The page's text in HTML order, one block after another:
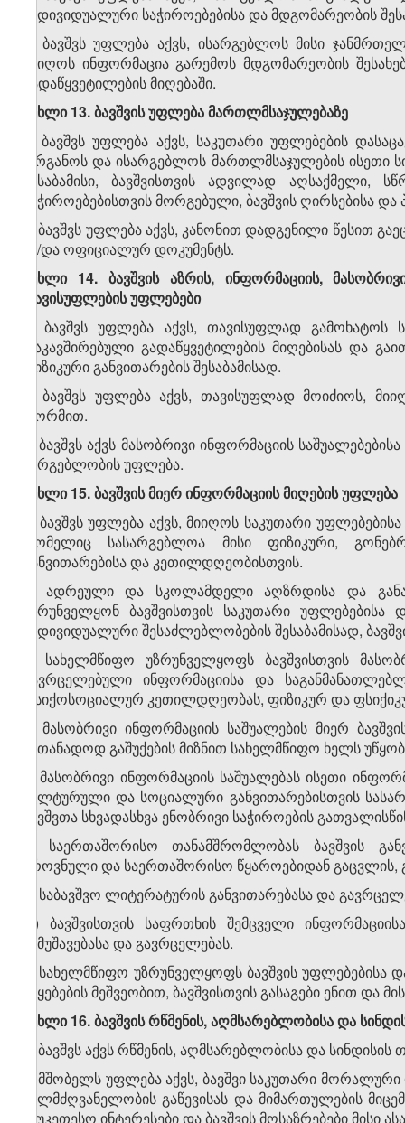
ინდივიდუალური საჭიროებებისა და მდგომარეობის
3. ბავშვს უფლება აქვს, ისარგებლოს მისი
მიიღოს ინფორმაცია გარემოს მდგომარეობის
გადაწყვეტილების მიღებაში.
მუხლი 13. ბავშვის უფლება მართლმსაჯულებაზე
1. ბავშვს უფლება აქვს, საკუთარი უფლებების
ორგანოს და ისარგებლოს მართლმსაჯულების ისეთი
შესაბამისი, ბავშვისთვის ადვილად
საჭიროებებისთვის მორგებული, ბავშვის ღირსებისა
2. ბავშვს უფლება აქვს, კანონით დადგენილი წესით
ან/და ოფიციალურ დოკუმენტს.
მუხლი 14. ბავშვის აზრის, ინფორმაციის,
თავისუფლების უფლებები
1. ბავშვს უფლება აქვს, თავისუფლად გამოხატოს
დაკავშირებული გადაწყვეტილების მიღებისას და
ფიზიკური განვითარების შესაბამისად.
2. ბავშვს უფლება აქვს, თავისუფლად მოიძიოს,
ფორმით.
3. ბავშვს აქვს მასობრივი ინფორმაციის
სარგებლობის უფლება.
მუხლი 15. ბავშვის მიერ ინფორმაციის მიღების უფლება
1. ბავშვს უფლება აქვს, მიიღოს საკუთარი
რომელიც სასარგებლოა მისი ფიზიკური,
განვითარებისა და კეთილდღეობისთვის.
2. ადრეული და სკოლამდელი აღზრდისა და
უზრუნველყონ ბავშვისთვის საკუთარი უფლებებისა
ინდივიდუალური შესაძლებლობების შესაბამისად,
3. სახელმწიფო უზრუნველყოფს ბავშვისთვის
გავრცელებული ინფორმაციისა და
ფსიქოსოციალურ კეთილდღეობას, ფიზიკურ და
4. მასობრივი ინფორმაციის საშუალების მიერ
სათანადოდ გაშუქების მიზნით სახელმწიფო ხელს
ა) მასობრივი ინფორმაციის საშუალებას ისეთი
კულტურული და სოციალური განვითარებისთვის
ბავშვთა სხვადასხვა ენობრივი საჭიროების
ბ) საერთაშორისო თანამშრომლობას ბავშვის
ეროვნული და საერთაშორისო წყაროებიდან
გ) საბავშვო ლიტერატურის განვითარებასა და
დ) ბავშვისთვის საფრთხის შემცველი
შემუშავებასა და გავრცელებას.
5. სახელმწიფო უზრუნველყოფს ბავშვის უფლებებისა
უწყებების მეშვეობით, ბავშვისთვის გასაგები ენით
მუხლი 16. ბავშვის რწმენის, აღმსარებლობისა და
1. ბავშვს აქვს რწმენის, აღმსარებლობისა და
2. მშობელს უფლება აქვს, ბავშვი საკუთარი
ხელმძღვანელობის გაწევისას და მიმართულების
საუკეთესო ინტერესები და ბავშვის მოსაზრებები მისი